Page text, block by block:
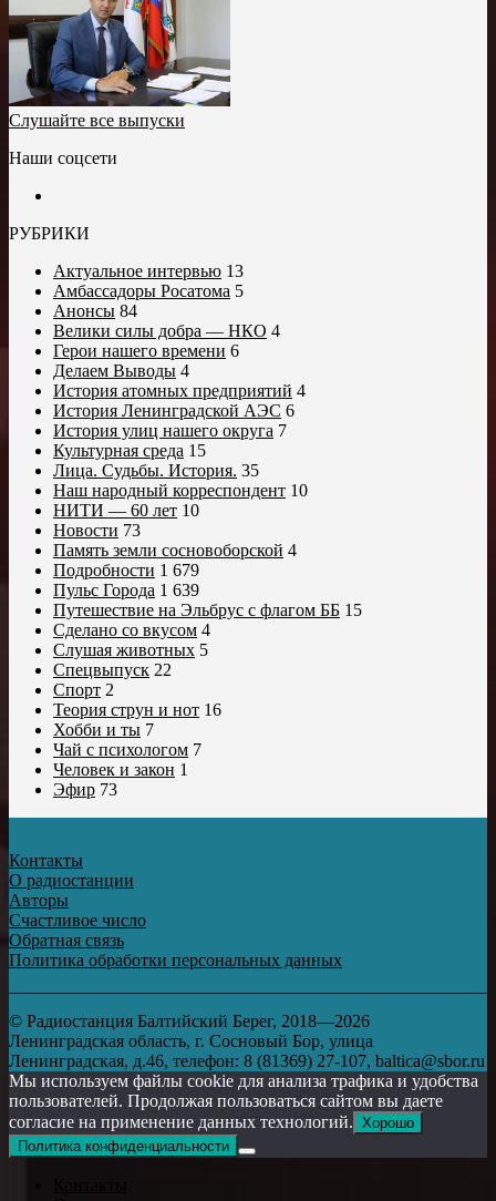
Слушайте все выпуски
Наши соцсети
РУБРИКИ
Актуальное интервью 13
Амбассадоры Росатома 5
Анонсы 84
Велики силы добра — НКО 4
Герои нашего времени 6
Делаем Выводы 4
История атомных предприятий 4
История Ленинградской АЭС 6
История улиц нашего округа 7
Культурная среда 15
Лица. Судьбы. История. 35
Наш народный корреспондент 10
НИТИ — 60 лет 10
Новости 73
Память земли сосновоборской 4
Подробности 1 679
Пульс Города 1 639
Путешествие на Эльбрус с флагом ББ 15
Сделано со вкусом 4
Слушая животных 5
Спецвыпуск 22
Спорт 2
Теория струн и нот 16
Хобби и ты 7
Чай с психологом 7
Человек и закон 1
Эфир 73
Контакты
О радиостанции
Авторы
Счастливое число
Обратная связь
Политика обработки персональных данных
© Радиостанция Балтийский Берег, 2018—2026
Ленинградская область, г. Сосновый Бор, улица
Ленинградская, д.46, телефон: 8 (81369) 27-107, baltica@sbor.ru
Мы используем файлы cookie для анализа трафика и удобства
пользователей. Продолжая пользоваться сайтом вы даете
согласие на применение данных технологий. Хорошо
Политика конфиденциальности